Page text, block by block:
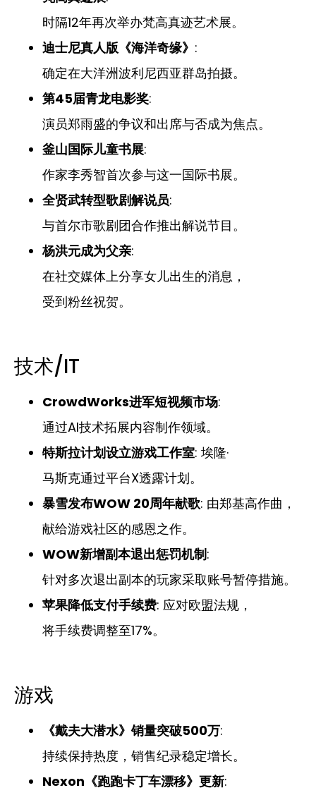
时隔12年再次举办梵高真迹艺术展。
迪士尼真人版《海洋奇缘》 :
确定在大洋洲波利尼西亚群岛拍摄。
第45届青龙电影奖:
演员郑雨盛的争议和出席与否成为焦点。
釜山国际儿童书展:
作家李秀智首次参与这一国际书展。
全贤武转型歌剧解说员:
与首尔市歌剧团合作推出解说节目。
杨洪元成为父亲:
在社交媒体上分享女儿出生的消息，
受到粉丝祝贺。
技术/IT
CrowdWorks进军短视频市场:
通过AI技术拓展内容制作领域。
特斯拉计划设立游戏工作室: 埃隆·
马斯克通过平台X透露计划。
暴雪发布WOW 20周年献歌: 由郑基高作曲，
献给游戏社区的感恩之作。
WOW新增副本退出惩罚机制:
针对多次退出副本的玩家采取账号暂停措施。
苹果降低支付手续费: 应对欧盟法规，
将手续费调整至17%。
游戏
《戴夫大潜水》销量突破500万:
持续保持热度，销售纪录稳定增长。
Nexon《跑跑卡丁车漂移》更新: